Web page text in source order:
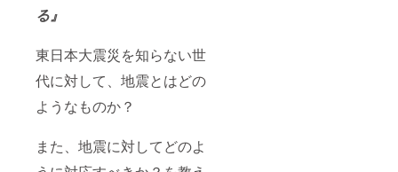
る』
東日本大震災を知らない世
代に対して、地震とはどの
ようなものか？
また、地震に対してどのよ